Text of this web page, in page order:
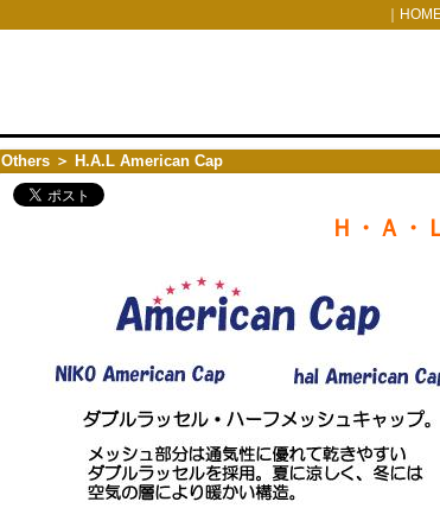
｜
Others ＞ H.A.L American Cap
Ｈ・Ａ・